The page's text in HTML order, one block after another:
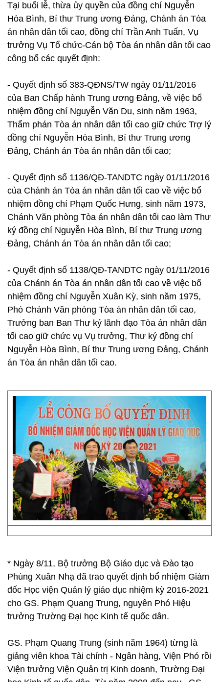
Tại buổi lễ, thừa ủy quyền của đồng chí Nguyễn
Hòa Bình, Bí thư Trung ương Đảng, Chánh án Tòa
án nhân dân tối cao, đồng chí Trần Anh Tuấn, Vụ
trưởng Vụ Tổ chức-Cán bộ Tòa án nhân dân tối cao
công bố các quyết định:
- Quyết định số 383-QĐNS/TW ngày 01/11/2016
của Ban Chấp hành Trung ương Đảng, về việc bổ
nhiệm đồng chí Nguyễn Văn Du, sinh năm 1963,
Thẩm phán Tòa án nhân dân tối cao giữ chức Trợ lý
đồng chí Nguyễn Hòa Bình, Bí thư Trung ương
Đảng, Chánh án Tòa án nhân dân tối cao;
- Quyết định số 1136/QĐ-TANDTC ngày 01/11/2016
của Chánh án Tòa án nhân dân tối cao về việc bổ
nhiệm đồng chí Phạm Quốc Hưng, sinh năm 1973,
Chánh Văn phòng Tòa án nhân dân tối cao làm Thư
ký đồng chí Nguyễn Hòa Bình, Bí thư Trung ương
Đảng, Chánh án Tòa án nhân dân tối cao;
- Quyết định số 1138/QĐ-TANDTC ngày 01/11/2016
của Chánh án Tòa án nhân dân tối cao về việc bổ
nhiệm đồng chí Nguyễn Xuân Kỳ, sinh năm 1975,
Phó Chánh Văn phòng Tòa án nhân dân tối cao,
Trưởng ban Ban Thư ký lãnh đạo Tòa án nhân dân
tối cao giữ chức vụ Vụ trưởng, Thư ký đồng chí
Nguyễn Hòa Bình, Bí thư Trung ương Đảng, Chánh
án Tòa án nhân dân tối cao.
* Ngày 8/11, Bộ trưởng Bộ Giáo dục và Đào tạo
Phùng Xuân Nhạ đã trao quyết định bổ nhiệm Giám
đốc Học viện Quản lý giáo dục nhiệm kỳ 2016-2021
cho GS. Phạm Quang Trung, nguyên Phó Hiệu
trưởng Trường Đại học Kinh tế quốc dân.
GS. Phạm Quang Trung (sinh năm 1964) từng là
giảng viên khoa Tài chính - Ngân hàng, Viện Phó rồi
Viện trưởng Viện Quản trị Kinh doanh, Trường Đại